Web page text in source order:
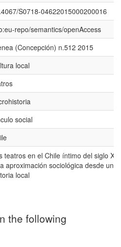
S0718-04622015000200016
repo/semantics/openAccess
(Concepción) n.512 2015
local
social
teatros en el Chile íntimo del siglo XX:
aproximación sociológica desde una
local
the following